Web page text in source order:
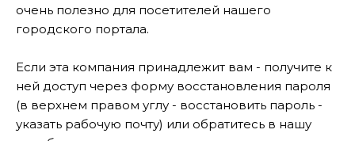
очень полезно для посетителей нашего
городского портала.
Если эта компания принадлежит вам - получите к
ней доступ через форму восстановления пароля
(в верхнем правом углу - восстановить пароль -
указать рабочую почту) или обратитесь в нашу